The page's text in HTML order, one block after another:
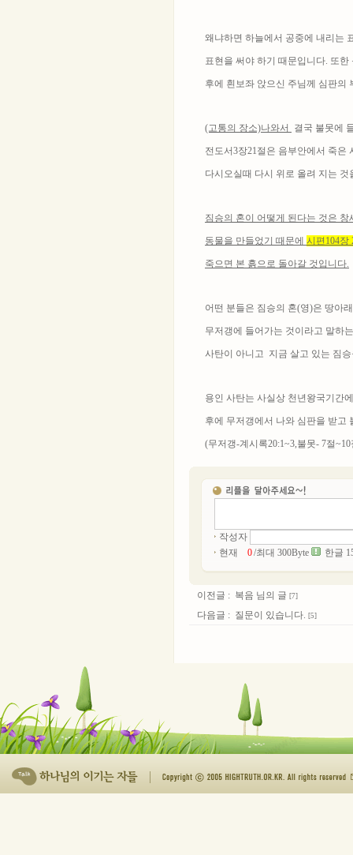
왜냐하면 하늘에서 공중에 내리는
표현을 써야 하기 때문입니다. 또
후에 흰보좌 앉으신 주님께 심판의
(고통의 장소)나와서 결국 불못에
전도서3장21절은 음부안에서 죽은
다시오실때 다시 위로 올려 지는 것
짐승의 혼이 어떻게 된다는 것은 창
동물을 만들었기 때문에 시편104장
죽으면 본 흙으로 돌아갈 것입니다.
어떤 분들은 짐승의 혼(영)은 땅아
무저갱에 들어가는 것이라고 말하
사탄이 아니고 지금 살고 있는 짐
용인 사탄는 사실상 천년왕국기간
후에 무저갱에서 나와 심판을 받고
(무저갱-계시록20:1~3,불못- 7절~10
작성자
현재
/최대 300Byte 한글
이전글 : 복음 님의 글 [7]
다음글 : 질문이 있습니다. [5]